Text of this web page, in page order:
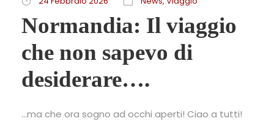
Normandia: Il viaggio
che non sapevo di
desiderare….
…ma che ora sogno ad occhi aperti! Ciao a tutti!